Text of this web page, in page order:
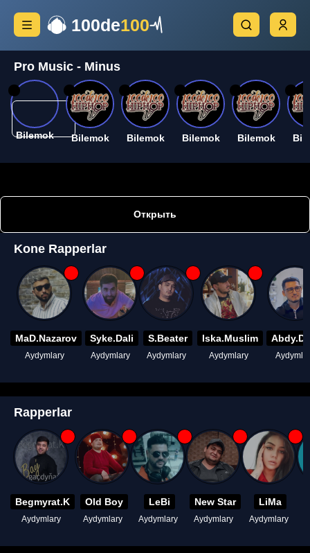
100de100
Pro Music - Minus
Bilemok Bilemok Bilemok Bilemok Bilemok
Открыть
Kone Rapperlar
MaD.Nazarov
Aydymlary
Syke.Dali
Aydymlary
S.Beater
Aydymlary
Iska.Muslim
Aydymlary
Rapperlar
Begmyrat.K
Aydymlary
Old Boy
Aydymlary
LeBi
Aydymlary
New Star
Aydymlary
LiMa
Aydymlary